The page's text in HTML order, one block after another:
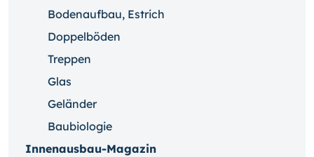
Bodenaufbau, Estrich
Doppelböden
Treppen
Glas
Geländer
Baubiologie
Innenausbau-Magazin